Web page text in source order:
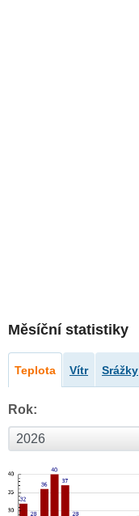
Měsíční statistiky
Teplota Vítr Srážky
Rok: